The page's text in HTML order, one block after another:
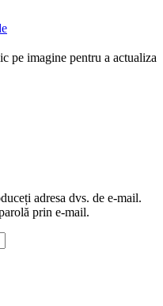
pe imagine pentru a actualiza
adresa dvs. de e-mail.
prin e-mail.